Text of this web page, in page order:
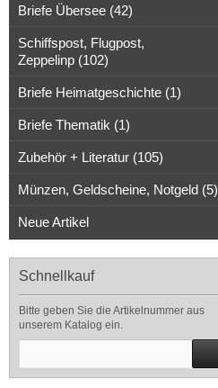
Briefe Übersee (42)
Schiffspost, Flugpost,
Zeppelinp (102)
Briefe Heimatgeschichte (1)
Briefe Thematik (1)
Zubehör + Literatur (105)
Münzen, Geldscheine, Notgeld (5)
Neue Artikel
Schnellkauf
Bitte geben Sie die Artikelnummer aus
unserem Katalog ein.